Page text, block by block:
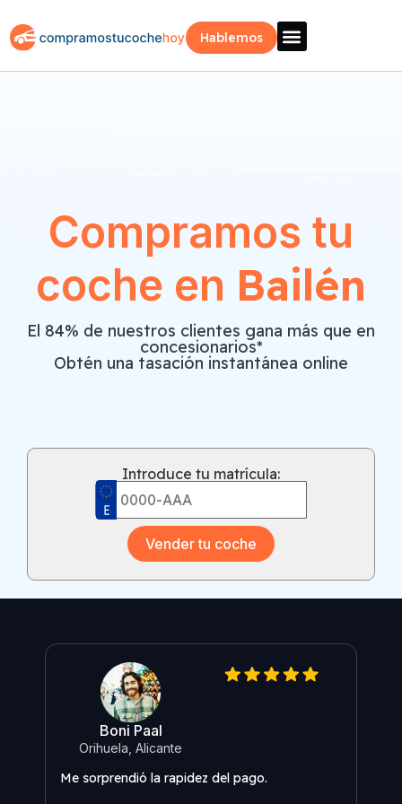
Hablemos
Compramos tu
coche en Bailén
El 84% de nuestros clientes gana más que en
concesionarios*
Obtén una tasación instantánea online
Introduce tu matrícula:
Vender tu coche
Boni Paal
Orihuela, Alicante
Me sorprendió la rapidez del pago.